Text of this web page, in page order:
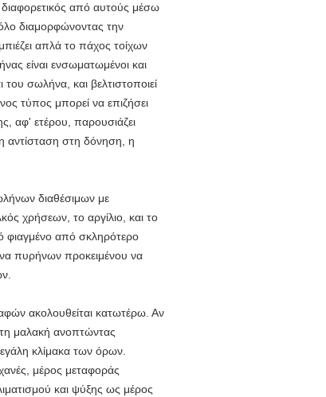
από αυτούς μέσω
διαμορφώνοντας την
απλά το πάχος τοίχων
είναι ενσωματωμένοι και
σωλήνα, και βελτιστοποιεί
τύπος μπορεί να επιζήσει
αφ' ετέρου, παρουσιάζει
αντίσταση στη δόνηση, η
διαθέσιμων με
χρήσεων, το αργίλιο, και το
φιαγμένο από σκληρότερο
πυρήνων προκειμένου να
ακολουθείται κατωτέρω. Αν
τη μαλακή ανοπτώντας
κλίμακα των όρων.
μέρος μεταφοράς
και ψύξης ως μέρος